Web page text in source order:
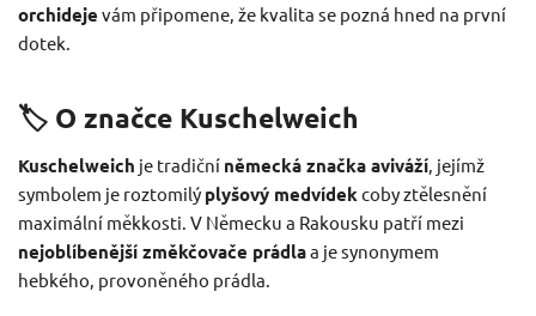
orchideje vám připomene, že kvalita se pozná hned na první
dotek.
🏷️ O značce Kuschelweich
Kuschelweich je tradiční německá značka aviváží , jejímž
symbolem je roztomilý plyšový medvídekcoby ztělesnění
maximální měkkosti. V Německu a Rakousku patří mezi
nejoblíbenější změkčovače prádlaa je synonymem
hebkého, provoněného prádla.